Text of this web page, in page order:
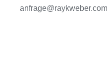
anfrage@raykweber.com